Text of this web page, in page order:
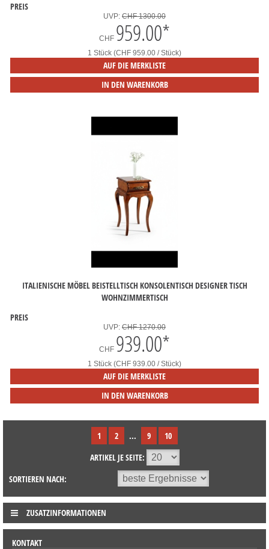
PREIS
UVP: CHF 1300.00
CHF 959.00*
1 Stück (CHF 959.00 / Stück)
AUF DIE MERKLISTE
IN DEN WARENKORB
ITALIENISCHE MÖBEL BEISTELLTISCH KONSOLENTISCH DESIGNER TISCH
WOHNZIMMERTISCH
PREIS
UVP: CHF 1270.00
CHF 939.00*
1 Stück (CHF 939.00 / Stück)
AUF DIE MERKLISTE
IN DEN WARENKORB
1 2 ... 9
10
ARTIKEL JE SEITE:
SORTIEREN NACH:
ZUSATZINFORMATIONEN
KONTAKT